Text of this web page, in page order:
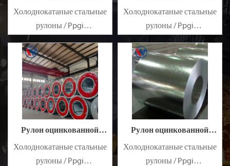
Холоднокатаные стальные
рулоны / Ppgi
окрашенный
оцинкованный стальной
лист SECC SPCC SECD SPCD
SECE SPCE SECC N2 SECC N4
Холоднокатаные стальные
рулоны / Ppgi
предварительно
окрашенный
оцинкованный стальной
лист SECC SPCC SECD SPCD
SECE SPCE SECC N2 SECC N4
Рулон оцинкованной
Холоднокатаные стальные
рулоны / Ppgi
Рулон оцинкованной
Холоднокатаные стальные
рулоны / Ppgi